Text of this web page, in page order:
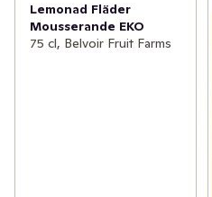
Lemonad Fläder
Mousserande EKO
75 cl, Belvoir Fruit Farms